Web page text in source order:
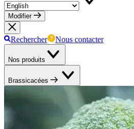
Modifier
Rechercher Nous contacter
Nos produits
Brassicacées